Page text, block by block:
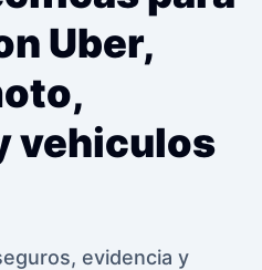
Uber,
vehiculos
evidencia y